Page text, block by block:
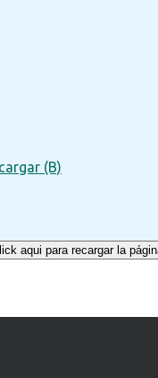
(B)
aqui para recargar la